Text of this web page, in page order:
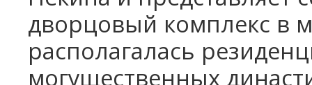
дворцовый комплекс в
располагалась
могущественных